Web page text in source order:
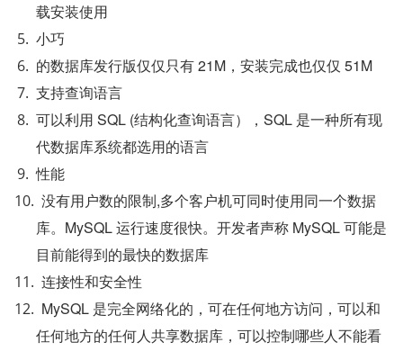
载安装使用
小巧
的数据库发行版仅仅只有 21M，安装完成也仅仅 51M
支持查询语言
可以利用 SQL (结构化查询语言），SQL 是一种所有现
代数据库系统都选用的语言
性能
没有用户数的限制,多个客户机可同时使用同一个数据
库。MySQL 运行速度很快。开发者声称 MySQL 可能是
目前能得到的最快的数据库
连接性和安全性
MySQL 是完全网络化的，可在任何地方访问，可以和
任何地方的任何人共享数据库，可以控制哪些人不能看